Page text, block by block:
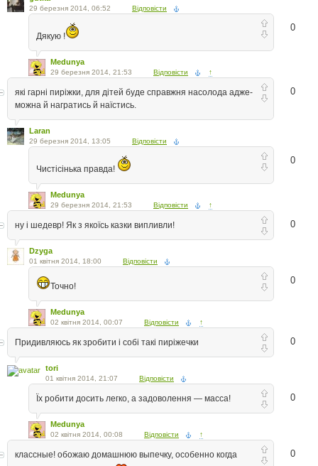
29 березня 2014, 06:52 Відповісти
0
Дякую !
Medunya
29 березня 2014, 21:53 Відповісти ↑
0
якi гарнi пирiжки, для дiтей буде справжня насолода адже-
можна й награтись й наїстись.
Laran
29 березня 2014, 13:05 Відповісти
0
Чистісінька правда!
Medunya
29 березня 2014, 21:53 Відповісти ↑
0
ну і шедевр! Як з якоїсь казки випливли!
Dzyga
01 квітня 2014, 18:00 Відповісти
0
Точно!
Medunya
02 квітня 2014, 00:07 Відповісти ↑
0
Придивляюсь як зробити і собі такі пиріжечки
tori
01 квітня 2014, 21:07 Відповісти
0
Їх робити досить легко, а задоволення — масса!
Medunya
02 квітня 2014, 00:08 Відповісти ↑
0
классные! обожаю домашнюю выпечку, особенно когда